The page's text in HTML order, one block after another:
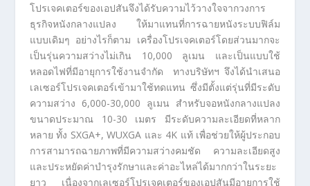
โปรเจคเตอร์ของเอปสันจึงได้รับความไว้วางใจจากวงการ
ธุรกิจหนังกลางแปลง ให้มาแทนที่การฉายหนังระบบฟิล์ม
แบบเดิมๆ อย่างไรก็ตาม เครื่องโปรเจคเตอร์โดยส่วนมากจะ
เป็นรุ่นความสว่างไม่เกิน 10,000 ลูเมน และเป็นแบบใช้
หลอดไฟที่มีอายุการใช้งานจำกัด ทางบริษัทฯ จึงได้นำเสนอ
เลเซอร์โปรเจคเตอร์เข้ามาใช้ทดแทน ซึ่งมีตั้งแต่รุ่นที่มีระดับ
ความสว่าง 6,000-30,000 ลูเมน สำหรับจอหนังกลางแปลง
ขนาดประมาณ 10-30 เมตร มีระดับความละเอียดที่หลาก
หลาย ทั้ง SXGA+, WUXGA และ 4K แท้ เพื่อช่วยให้ผู้ประกอบ
การสามารถฉายภาพที่มีความสว่างคมชัด ความละเอียดสูง
และประหยัดค่าบำรุงรักษาและค่าอะไหล่ได้มากกว่าในระยะ
ยาว เนื่องจากเลเซอร์โปรเจคเตอร์ของเอปสันมีอายุการใช้